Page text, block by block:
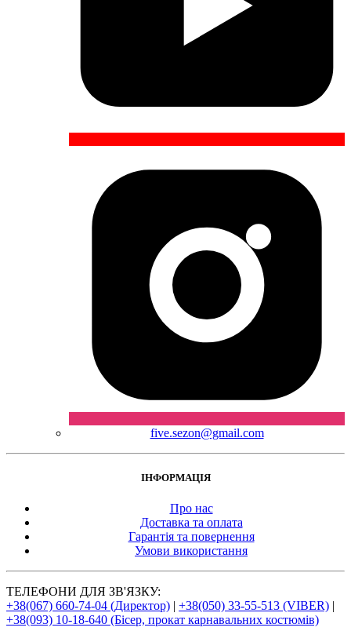
five.sezon@gmail.com
ІНФОРМАЦІЯ
Про нас
Доставка та оплата
Гарантія та повернення
Умови використання
ТЕЛЕФОНИ ДЛЯ ЗВ'ЯЗКУ:
+38(067) 660-74-04 (Директор) | +38(050) 33-55-513 (VIBER) |
+38(093) 10-18-640 (Бісер, прокат карнавальних костюмів)